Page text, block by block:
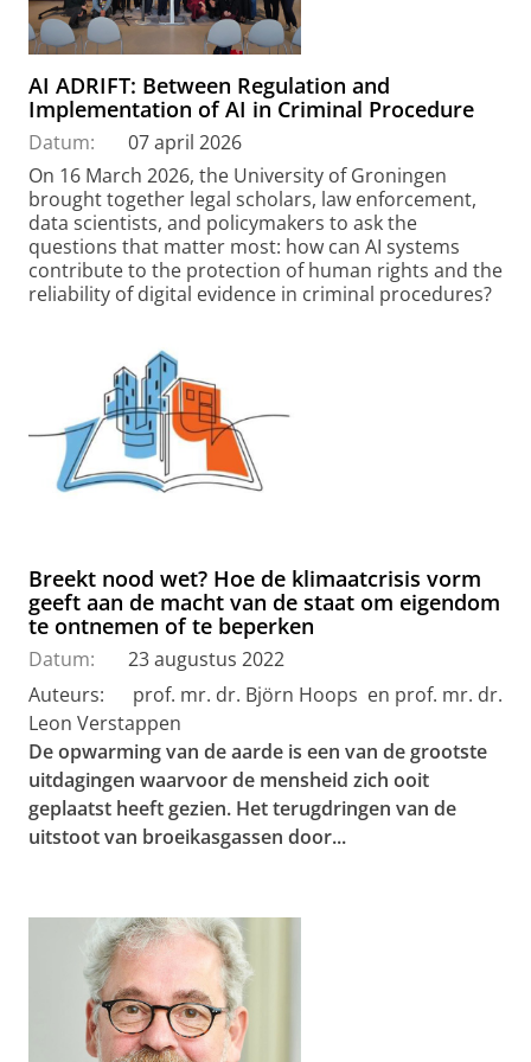
AI ADRIFT: Between Regulation and
Implementation of AI in Criminal Procedure
Datum:
07 april 2026
On 16 March 2026, the University of Groningen
brought together legal scholars, law enforcement,
data scientists, and policymakers to ask the
questions that matter most: how can AI systems
contribute to the protection of human rights and the
reliability of digital evidence in criminal procedures?
Breekt nood wet? Hoe de klimaatcrisis vorm
geeft aan de macht van de staat om eigendom
te ontnemen of te beperken
Datum:
23 augustus 2022
Auteurs: prof. mr. dr. Björn Hoops en prof. mr. dr.
Leon Verstappen
De opwarming van de aarde is een van de grootste
uitdagingen waarvoor de mensheid zich ooit
geplaatst heeft gezien. Het terugdringen van de
uitstoot van broeikasgassen door...